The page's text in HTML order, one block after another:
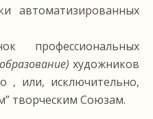
автоматизированных
профессиональных
художников
, или, исключительно,
творческим Союзам.